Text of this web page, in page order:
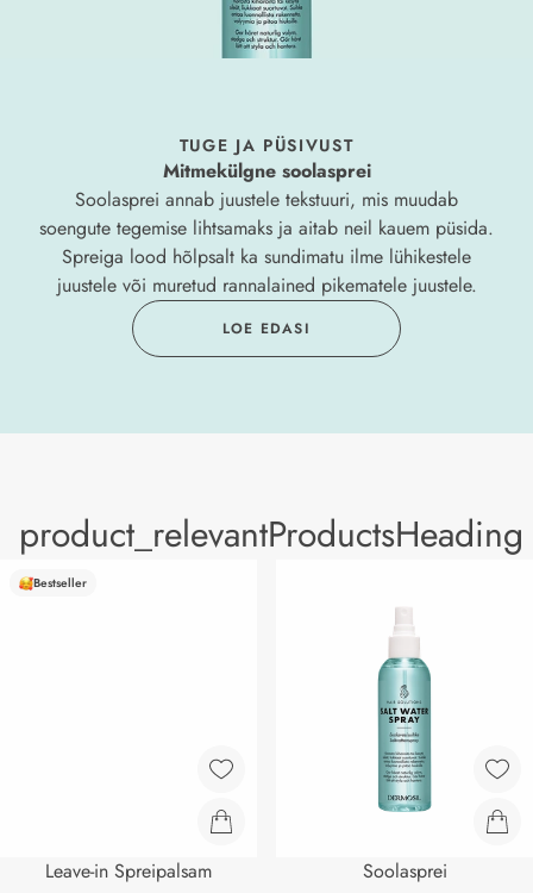
TUGE JA PÜSIVUST
Mitmekülgne soolasprei
Soolasprei annab juustele tekstuuri, mis muudab
soengute tegemise lihtsamaks ja aitab neil kauem püsida.
Spreiga lood hõlpsalt ka sundimatu ilme lühikestele
juustele või muretud rannalained pikematele juustele.
LOE EDASI
product_relevantProductsHeading
Bestseller
Leave-in Spreipalsam Soolasprei